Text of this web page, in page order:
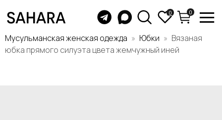
Мусульманская женская одежда Юбки
Вязаная
юбка прямого силуэта цвета жемчужный иней